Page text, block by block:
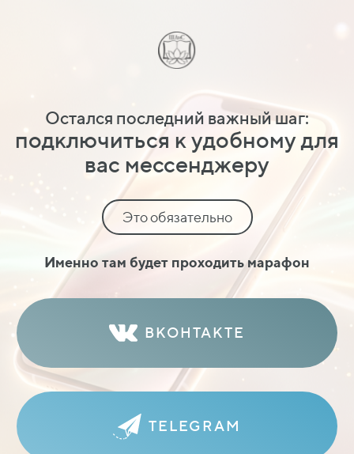
Остался последний важный шаг:
подключиться к удобному для
вас мессенджеру
Это обязательно
Именно там будет проходить марафон
ВКОНТАКТЕ
TELEGRAM